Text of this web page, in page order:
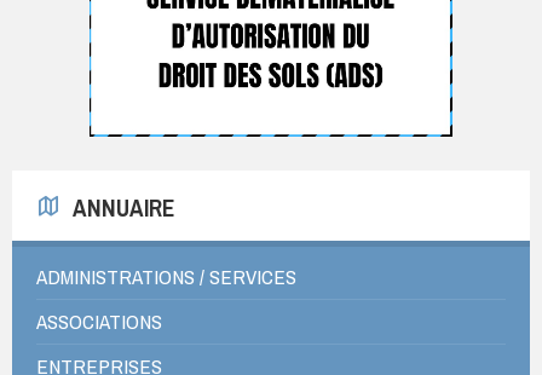
ANNUAIRE
ADMINISTRATIONS / SERVICES
ASSOCIATIONS
ENTREPRISES